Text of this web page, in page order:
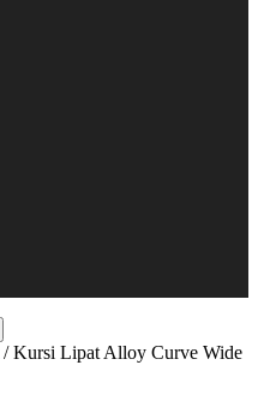
/ Kursi Lipat Alloy Curve Wide